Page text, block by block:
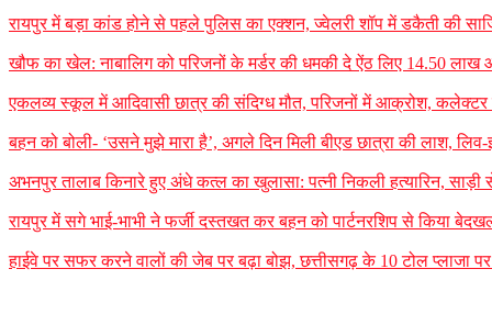
रायपुर में बड़ा कांड होने से पहले पुलिस का एक्शन, ज्वेलरी शॉप में डकैती की
खौफ का खेल: नाबालिग को परिजनों के मर्डर की धमकी दे ऐंठ लिए 14.50 लाख
एकलव्य स्कूल में आदिवासी छात्र की संदिग्ध मौत, परिजनों में आक्रोश, कलेक्टर ने
बहन को बोली- ‘उसने मुझे मारा है’, अगले दिन मिली बीएड छात्रा की लाश,
अभनपुर तालाब किनारे हुए अंधे कत्ल का खुलासा: पत्नी निकली हत्यारिन, साड़ी
रायपुर में सगे भाई-भाभी ने फर्जी दस्तखत कर बहन को पार्टनरशिप से किया
हाईवे पर सफर करने वालों की जेब पर बढ़ा बोझ, छत्तीसगढ़ के 10 टोल प्लाजा